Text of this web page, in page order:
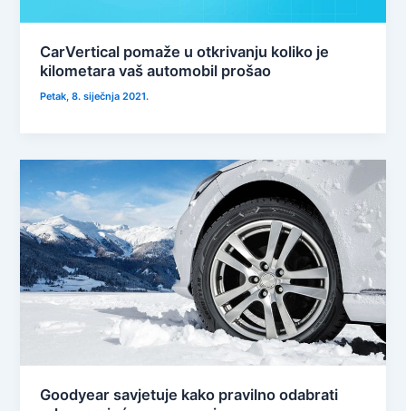
CarVertical pomaže u otkrivanju koliko je
kilometara vaš automobil prošao
Petak, 8. siječnja 2021.
Goodyear savjetuje kako pravilno odabrati